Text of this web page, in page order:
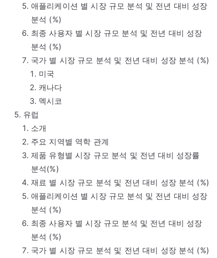
애플리케이션 별 시장 규모 분석 및 전년 대비 성장
분석 (%)
최종 사용자 별 시장 규모 분석 및 전년 대비 성장
분석 (%)
국가 별 시장 규모 분석 및 전년 대비 성장 분석 (%)
미국
캐나다
멕시코
유럽
소개
주요 지역별 역학 관계
제품 유형별 시장 규모 분석 및 전년 대비 성장률
분석(%)
재료 별 시장 규모 분석 및 전년 대비 성장 분석 (%)
애플리케이션 별 시장 규모 분석 및 전년 대비 성장
분석 (%)
최종 사용자 별 시장 규모 분석 및 전년 대비 성장
분석 (%)
국가 별 시장 규모 분석 및 전년 대비 성장 분석 (%)